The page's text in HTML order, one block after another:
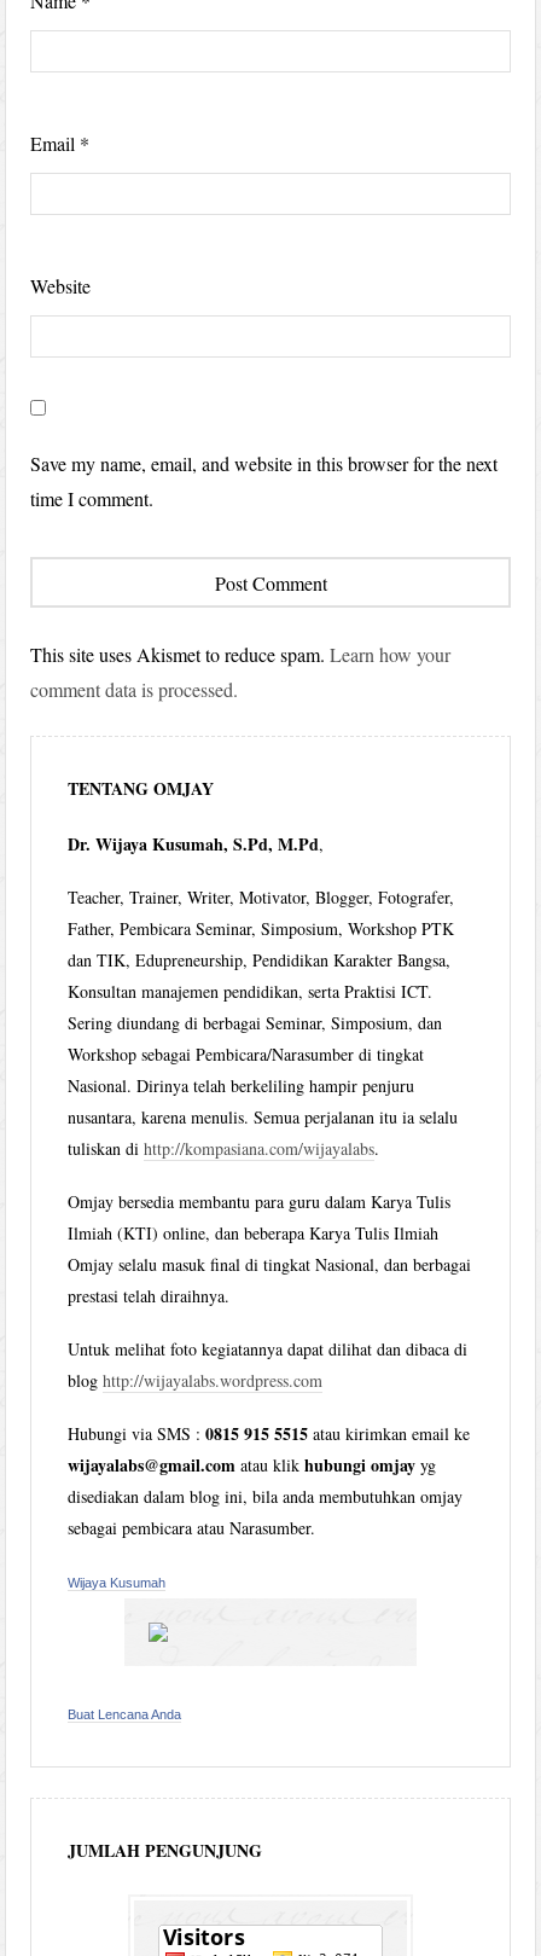
Email *
Website
Save my name, email, and website in this browser for the next
time I comment.
This site uses Akismet to reduce spam.Learn how your
comment data is processed.
TENTANG OMJAY
Dr. Wijaya Kusumah, S.Pd, M.Pd,
Teacher, Trainer, Writer, Motivator, Blogger, Fotografer,
Father, Pembicara Seminar, Simposium, Workshop PTK
dan TIK, Edupreneurship, Pendidikan Karakter Bangsa,
Konsultan manajemen pendidikan, serta Praktisi ICT.
Sering diundang di berbagai Seminar, Simposium, dan
Workshop sebagai Pembicara/Narasumber di tingkat
Nasional. Dirinya telah berkeliling hampir penjuru
nusantara, karena menulis. Semua perjalanan itu ia selalu
tuliskan dihttp://kompasiana.com/wijayalabs.
Omjay bersedia membantu para guru dalam Karya Tulis
Ilmiah (KTI) online, dan beberapa Karya Tulis Ilmiah
Omjay selalu masuk final di tingkat Nasional, dan berbagai
prestasi telah diraihnya.
Untuk melihat foto kegiatannya dapat dilihat dan dibaca di
bloghttp://wijayalabs.wordpress.com
Hubungi via SMS :0815 915 5515 atau kirimkan email ke
wijayalabs@gmail.com atau klikhubungi omjay yg
disediakan dalam blog ini, bila anda membutuhkan omjay
sebagai pembicara atau Narasumber.
Wijaya Kusumah
Buat Lencana Anda
JUMLAH PENGUNJUNG